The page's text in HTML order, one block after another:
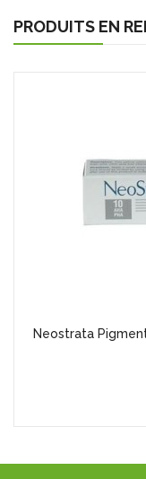
PRODUITS EN
Neostrata